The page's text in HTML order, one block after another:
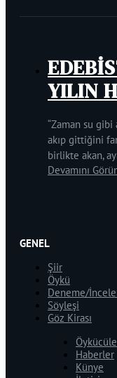
YILIN
“Zaman su
akıp gittiğini
birlikte akan,
Devamını
GENEL
Şiir
Öykü
Deneme/
Söyleşi
Göz Kirası
Haberler
Künye